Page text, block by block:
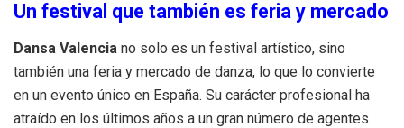
Un festival que también es feria y mercado
Dansa Valencia no solo es un festival artístico, sino
también una feria y mercado de danza, lo que lo convierte
en un evento único en España. Su carácter profesional ha
atraído en los últimos años a un gran número de agentes